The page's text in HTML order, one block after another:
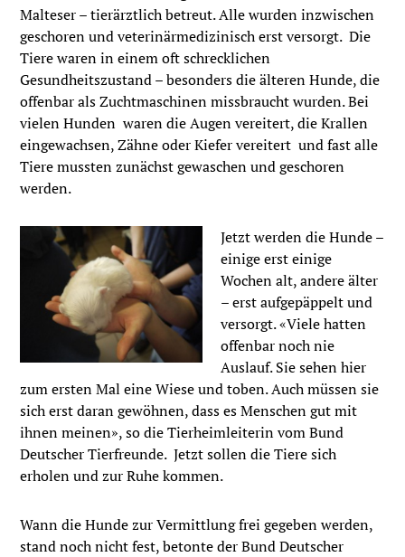
Malteser – tierärztlich betreut. Alle wurden inzwischen
geschoren und veterinärmedizinisch erst versorgt. Die
Tiere waren in einem oft schrecklichen
Gesundheitszustand – besonders die älteren Hunde, die
offenbar als Zuchtmaschinen missbraucht wurden. Bei
vielen Hunden waren die Augen vereitert, die Krallen
eingewachsen, Zähne oder Kiefer vereitert und fast alle
Tiere mussten zunächst gewaschen und geschoren
werden.
Jetzt werden die Hunde –
einige erst einige
Wochen alt, andere älter
– erst aufgepäppelt und
versorgt. «Viele hatten
offenbar noch nie
Auslauf. Sie sehen hier
zum ersten Mal eine Wiese und toben. Auch müssen sie
sich erst daran gewöhnen, dass es Menschen gut mit
ihnen meinen», so die Tierheimleiterin vom Bund
Deutscher Tierfreunde. Jetzt sollen die Tiere sich
erholen und zur Ruhe kommen.
Wann die Hunde zur Vermittlung frei gegeben werden,
stand noch nicht fest, betonte der Bund Deutscher